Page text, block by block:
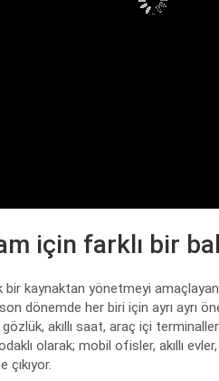
için farklı bir
bir kaynaktan yönetmeyi
dönemde her biri için ayrı ayrı
akıllı saat, araç içi
olarak; mobil ofisler, akıllı
çıkıyor.